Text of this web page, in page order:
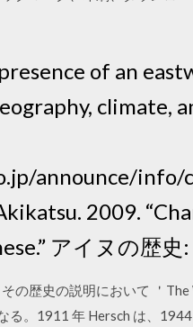
of an
climate,
announce/
2009.
アイヌの歴
の歴史の説明において ＇
る。1911 年 Hersch は、